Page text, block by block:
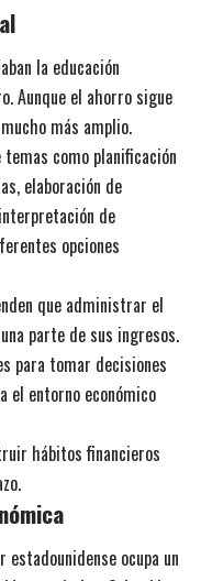
la educación
Aunque el ahorro sigue
más amplio.
como planificación
elaboración de
de
opciones
que administrar el
parte de sus ingresos.
para tomar decisiones
el entorno económico
hábitos financieros
ocupa un